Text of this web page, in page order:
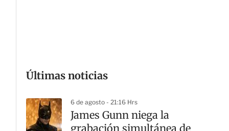
Últimas noticias
6 de agosto - 21:16 Hrs
James Gunn niega la
grabación simultánea de